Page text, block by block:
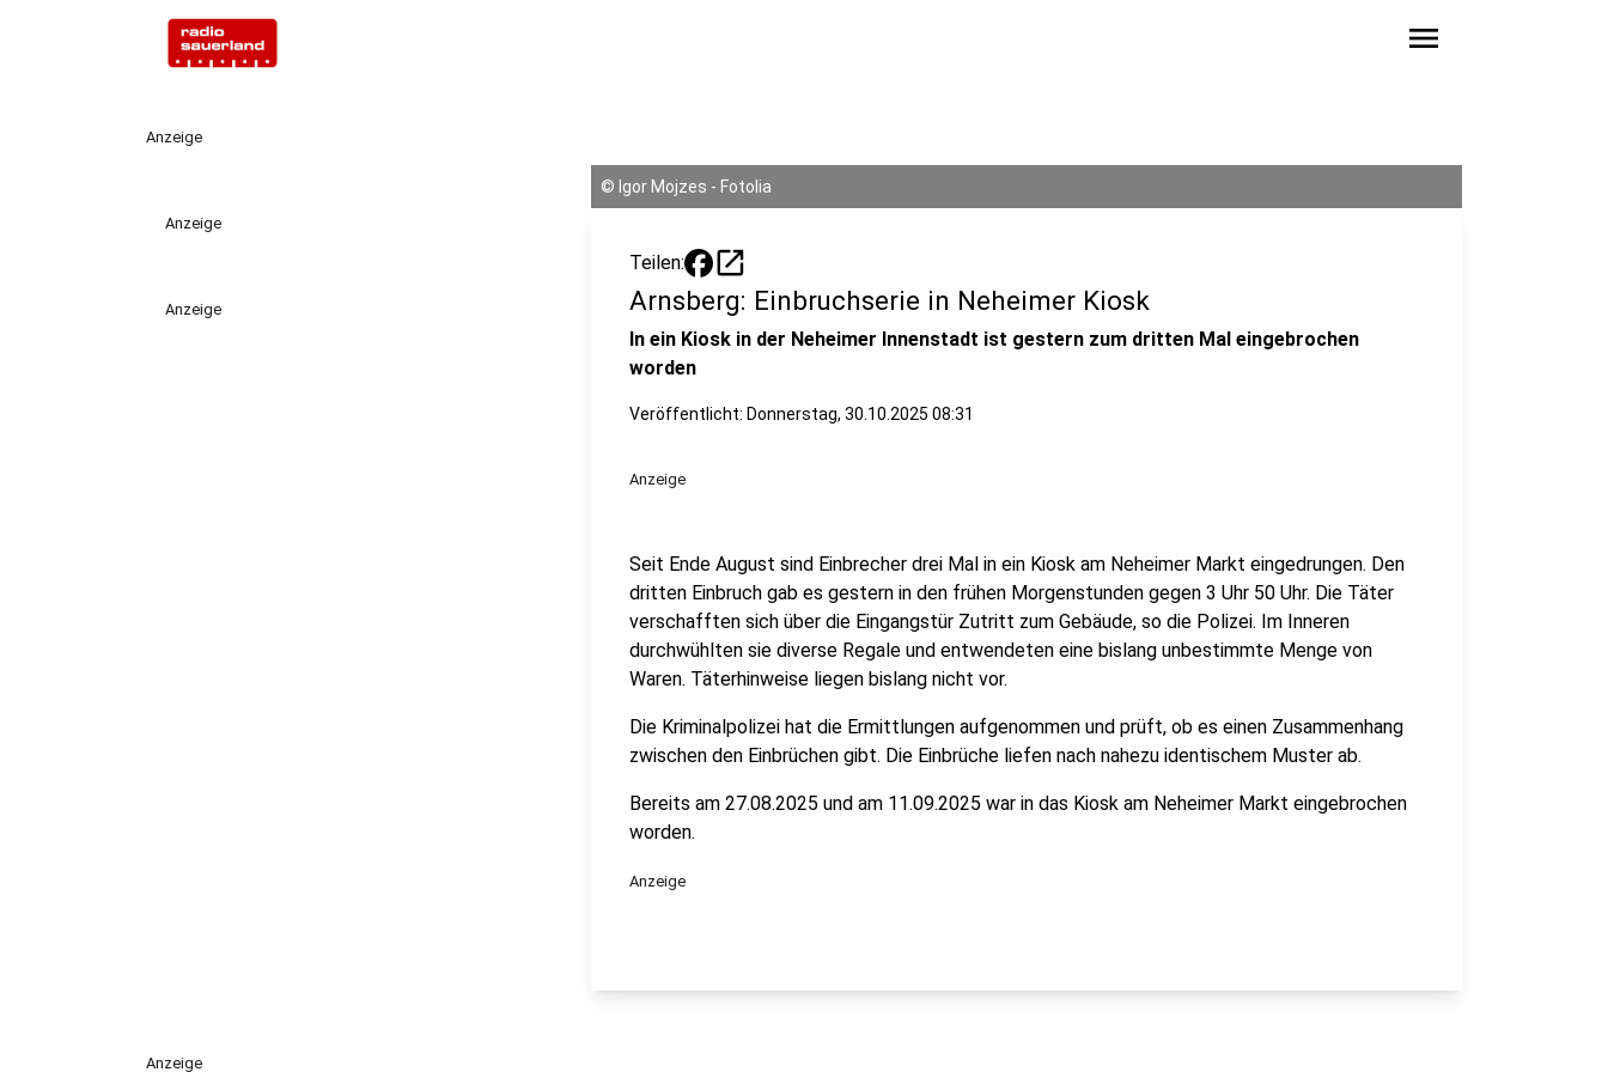
menu
Anzeige
Anzeige
Anzeige
© Igor Mojzes - Fotolia
Teilen: open_in_new
Arnsberg: Einbruchserie in Neheimer Kiosk
In ein Kiosk in der Neheimer Innenstadt ist gestern zum dritten Mal eingebrochen
worden
Veröffentlicht: Donnerstag, 30.10.2025 08:31
Anzeige
Seit Ende August sind Einbrecher drei Mal in ein Kiosk am Neheimer Markt eingedrungen. Den
dritten Einbruch gab es gestern in den frühen Morgenstunden gegen 3 Uhr 50 Uhr. Die Täter
verschafften sich über die Eingangstür Zutritt zum Gebäude, so die Polizei. Im Inneren
durchwühlten sie diverse Regale und entwendeten eine bislang unbestimmte Menge von
Waren. Täterhinweise liegen bislang nicht vor.
Die Kriminalpolizei hat die Ermittlungen aufgenommen und prüft, ob es einen Zusammenhang
zwischen den Einbrüchen gibt. Die Einbrüche liefen nach nahezu identischem Muster ab.
Bereits am 27.08.2025 und am 11.09.2025 war in das Kiosk am Neheimer Markt eingebrochen
worden.
Anzeige
Anzeige